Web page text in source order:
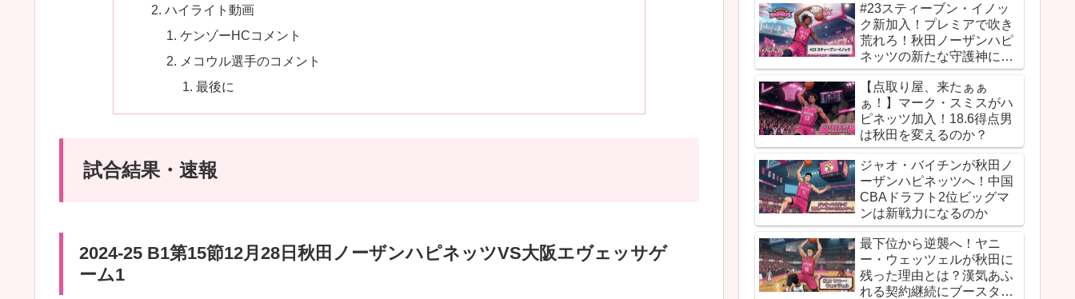
ハイライト動画
ケンゾーHCコメント
メコウル選手のコメント
最後に
試合結果・速報
2024-25 B1第15節12月28日秋田ノーザンハピネッツVS大阪エヴェッサゲ
ーム1
#23スティーブン・イノッ
ク新加入！プレミアで吹き
荒れろ！秋田ノーザンハピ
ネッツの新たな守護神にな
るか
【点取り屋、来たぁぁ
ぁ！】マーク・スミスがハ
ピネッツ加入！18.6得点男
は秋田を変えるのか？
ジャオ・バイチンが秋田ノ
ーザンハピネッツへ！中国
CBAドラフト2位ビッグマ
ンは新戦力になるのか
最下位から逆襲へ！ヤニ
ー・ウェッツェルが秋田に
残った理由とは？漢気あふ
れる契約継続にブースター